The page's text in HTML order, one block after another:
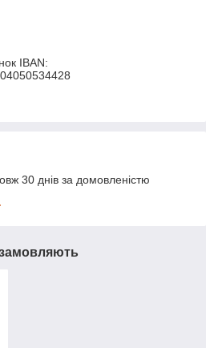
IBAN:
30 днів за домовленістю